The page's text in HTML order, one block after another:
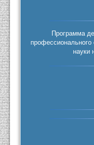
Программа
профессионального
науки